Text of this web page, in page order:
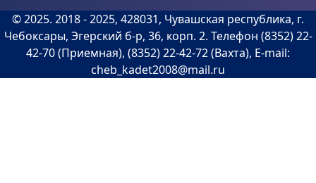
©2025. 2018 -2025, 428031, Чувашская республика, г.
Чебоксары, Эгерский б-р, 36, корп. 2. Телефон (8352) 22-
42-70 (Приемная), (8352) 22-42-72 (Вахта), E-mail:
cheb_kadet2008@mail.ru